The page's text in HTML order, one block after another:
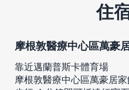
住
摩根敦醫療中心區萬豪
靠近邁蘭普斯卡體育場
摩根敦醫療中心區萬豪居